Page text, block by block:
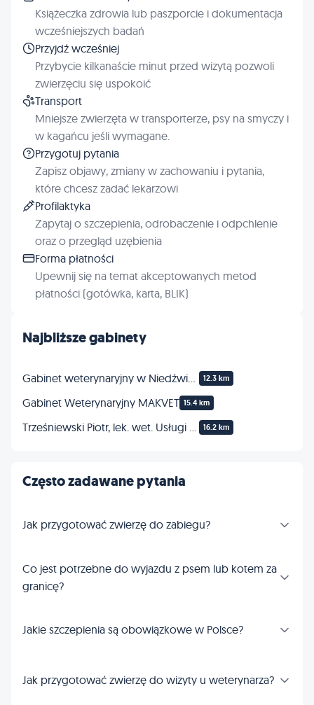
Najbliższe gabinety
12.3 km
Gabinet Weterynaryjny MAKVET 15.4 km
16.2 km
Często zadawane pytania
Jak przygotować zwierzę do zabiegu?
Co jest potrzebne do wyjazdu z psem lub kotem za
granicę?
Jakie szczepienia są obowiązkowe w Polsce?
Jak przygotować zwierzę do wizyty u weterynarza?
Książeczka zdrowia lub paszporcie i dokumentacja
wcześniejszych badań
Przyjdź wcześniej
Przybycie kilkanaście minut przed wizytą pozwoli
zwierzęciu się uspokoić
Transport
Mniejsze zwierzęta w transporterze, psy na smyczy i
w kagańcu jeśli wymagane.
Przygotuj pytania
Zapisz objawy, zmiany w zachowaniu i pytania,
które chcesz zadać lekarzowi
Profilaktyka
Zapytaj o szczepienia, odrobaczenie i odpchlenie
oraz o przegląd uzębienia
Forma płatności
Upewnij się na temat akceptowanych metod
płatności (gotówka, karta, BLIK)